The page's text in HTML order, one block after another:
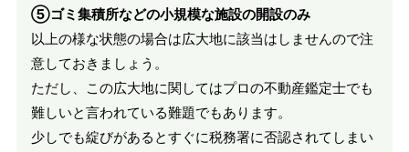
⑤ゴミ集積所などの小規模な施設の開設のみ
以上の様な状態の場合は広大地に該当はしませんので注
意しておきましょう。
ただし、この広大地に関してはプロの不動産鑑定士でも
難しいと言われている難題でもあります。
少しでも綻びがあるとすぐに税務署に否認されてしまい